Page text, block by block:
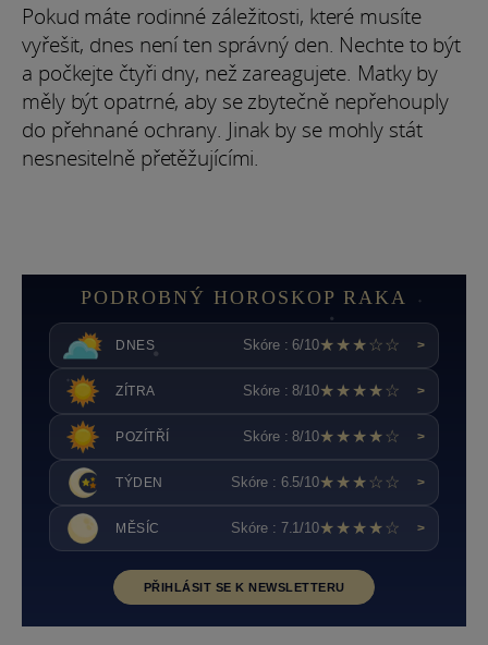
Pokud máte rodinné záležitosti, které musíte
vyřešit, dnes není ten správný den. Nechte to být
a počkejte čtyři dny, než zareagujete. Matky by
měly být opatrné, aby se zbytečně nepřehouply
do přehnané ochrany. Jinak by se mohly stát
nesnesitelně přetěžujícími.
PODROBNÝ HOROSKOP RAKA
DNES Skóre : 6/10★★★☆☆ >
ZÍTRA Skóre : 8/10★★★★☆ >
POZÍTŘÍ Skóre : 8/10★★★★☆ >
TÝDEN Skóre : 6.5/10★★★☆☆ >
MĚSÍC Skóre : 7.1/10★★★★☆ >
PŘIHLÁSIT SE K NEWSLETTERU